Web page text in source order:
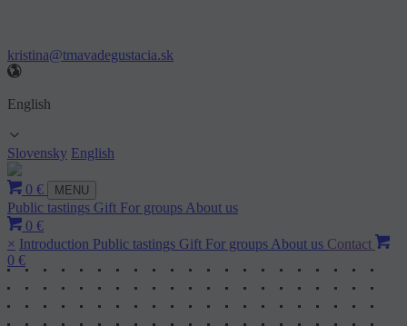
kristina@tmavadegustacia.sk
English
Slovensky English
0 € MENU
Public tastings Gift For groups About us
0 €
× Introduction Public tastings Gift For groups About us Contact
0 €